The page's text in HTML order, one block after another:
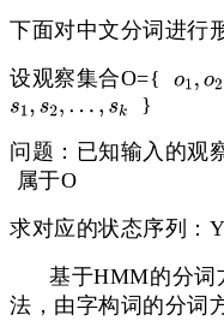
下面对中文分词进行
设观察集合O={
}
问题：已知输入的观
属于O
求对应的状态序列：
基于HMM的分词
法，由字构词的分词